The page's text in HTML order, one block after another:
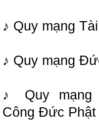
♪ Quy mạng
♪ Quy mạng
♪ Quy mạng
Công Đức Phật